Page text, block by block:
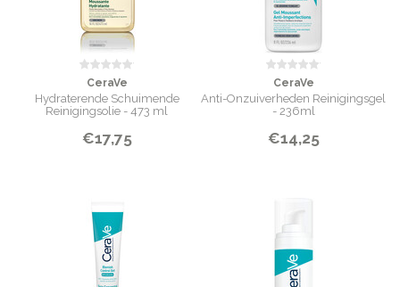
CeraVe
Hydraterende Schuimende
Reinigingsolie - 473 ml
€17,75
CeraVe
Anti-Onzuiverheden Reinigingsgel
- 236ml
€14,25